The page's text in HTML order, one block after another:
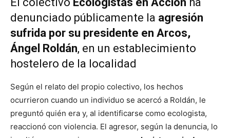
denunciado públicamente la agresión
sufrida por su presidente en Arcos,
Ángel Roldán, en un establecimiento
hostelero de la localidad
Según el relato del propio colectivo, los hechos
ocurrieron cuando un individuo se acercó a Roldán, le
preguntó quién era y, al identificarse como ecologista,
reaccionó con violencia. El agresor, según la denuncia, lo